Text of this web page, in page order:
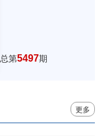
总第5497期
更多